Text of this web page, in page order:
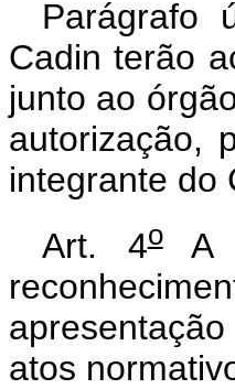
Parágrafo
Cadin terão
junto ao
autorização,
integrante do
Art. 4oA
atos